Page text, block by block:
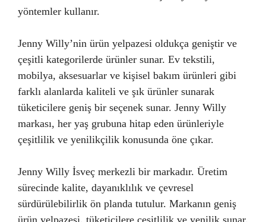
yöntemler kullanır.
Jenny Willy’nin ürün yelpazesi oldukça geniştir ve
çeşitli kategorilerde ürünler sunar. Ev tekstili,
mobilya, aksesuarlar ve kişisel bakım ürünleri gibi
farklı alanlarda kaliteli ve şık ürünler sunarak
tüketicilere geniş bir seçenek sunar. Jenny Willy
markası, her yaş grubuna hitap eden ürünleriyle
çeşitlilik ve yenilikçilik konusunda öne çıkar.
Jenny Willy İsveç merkezli bir markadır. Üretim
sürecinde kalite, dayanıklılık ve çevresel
sürdürülebilirlik ön planda tutulur. Markanın geniş